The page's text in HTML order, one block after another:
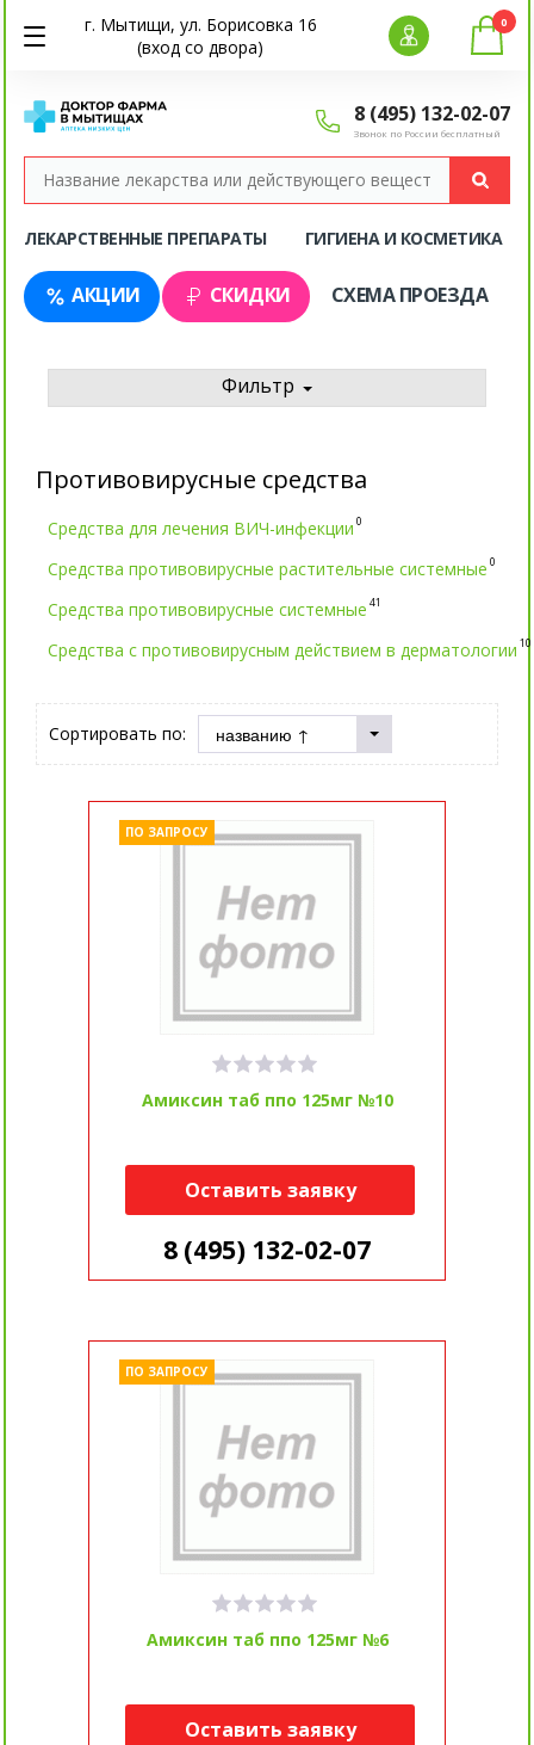
г. Мытищи, ул. Борисовка 16
(вход со двора)
8 (495) 132-02-07
Звонок по России бесплатный
0
ЛЕКАРСТВЕННЫЕ ПРЕПАРАТЫ ГИГИЕНА И КОСМЕТИКА
АКЦИИ СКИДКИ СХЕМА ПРОЕЗДА
Фильтр
Противовирусные средства
Средства для лечения ВИЧ-инфекции 0
Средства противовирусные растительные системные 0
Средства противовирусные системные 41
Средства с противовирусным действием в дерматологии 10
Сортировать по:
Амиксин таб ппо 125мг №10
ПО ЗАПРОСУ
Оставить заявку
8 (495) 132-02-07
Амиксин таб ппо 125мг №6
ПО ЗАПРОСУ
Оставить заявку